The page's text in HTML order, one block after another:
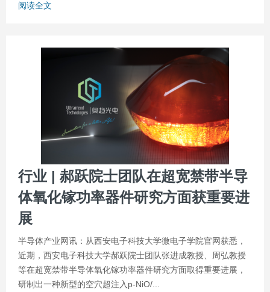
阅读全文
行业 | 郝跃院士团队在超宽禁带半导
体氧化镓功率器件研究方面获重要进
展
半导体产业网讯：从西安电子科技大学微电子学院官网获悉，
近期，西安电子科技大学郝跃院士团队张进成教授、周弘教授
等在超宽禁带半导体氧化镓功率器件研究方面取得重要进展，
研制出一种新型的空穴超注入p-NiO/...